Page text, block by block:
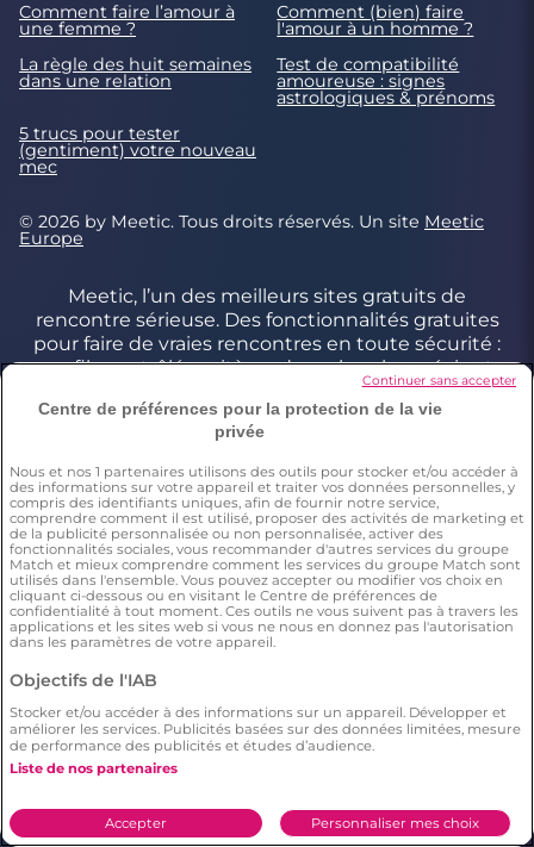
Comment faire l’amour à
une femme ?
Comment (bien) faire
l'amour à un homme ?
La règle des huit semaines
dans une relation
Test de compatibilité
amoureuse : signes
astrologiques & prénoms
5 trucs pour tester
(gentiment) votre nouveau
mec
© 2026 by Meetic. Tous droits réservés. Un site Meetic
Europe
Meetic, l’un des meilleurs sites gratuits de
rencontre sérieuse. Des fonctionnalités gratuites
pour faire de vraies rencontres en toute sécurité :
profils contrôlés, critères de recherche précis et
géolocalisation pour trouver l’amour près de chez
vous comme partout en France.
Conditions générales
Charte d’utilisation des cookies
Politique de confidentialité
Conditions Générales applicables aux Events
Signaler un contenu illégal
*Estimation du nombre de personnes ayant déjà fait une
rencontre sur Meetic en France, Italie et Espagne. Chiffre obtenu
par l’extrapolation des résultats d’une enquête réalisée par
Dynata en décembre 2023, sur 6011 personnes résidant en
France, Italie et Espagne âgés de plus de 18 ans,par rapport à la
population totale de cette tranche d’âge dans ces pays(Source
(en France), 12% (en Italie), 10% (en Espagne) des répondants ont
déclaré avoir déjà fait une rencontre sur Meetic.
Centre de préférences pour la protection de la vie
privée
Nous et nos 1 partenaires utilisons des outils pour stocker et/ou accéder à
des informations sur votre appareil et traiter vos données personnelles, y
compris des identifiants uniques, afin de fournir notre service,
comprendre comment il est utilisé, proposer des activités de marketing et
de la publicité personnalisée ou non personnalisée, activer des
fonctionnalités sociales, vous recommander d'autres services du groupe
Match et mieux comprendre comment les services du groupe Match sont
utilisés dans l'ensemble. Vous pouvez accepter ou modifier vos choix en
cliquant ci-dessous ou en visitant le Centre de préférences de
confidentialité à tout moment. Ces outils ne vous suivent pas à travers les
applications et les sites web si vous ne nous en donnez pas l'autorisation
dans les paramètres de votre appareil.
Objectifs de l'IAB
Stocker et/ou accéder à des informations sur un appareil. Développer et
améliorer les services. Publicités basées sur des données limitées, mesure
de performance des publicités et études d’audience.
Liste de nos partenaires
Personnaliser mes choix
Accepter
Continuer sans accepter